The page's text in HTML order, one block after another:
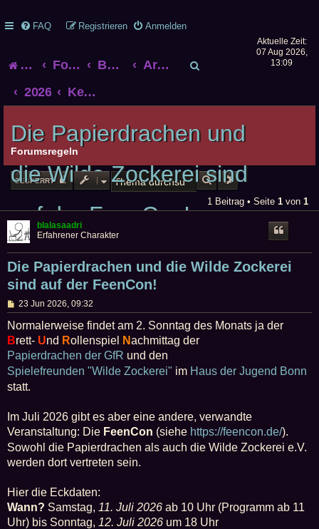
FAQ Anmelden
Registrieren
Startseite
Foren-Übersicht Bonner Rollenspieltreff
Archiv alter Treffen
2026
Kein B.U.R.N. im Juli 2026
e
Aktuelle Zeit:
07 Aug 2026,
13:09
Die Papierdrachen und
die Wilde Zockerei sind
auf der FeenCon!
Forumsregeln
GESPERRT SUCHEERWEITERTE SUCHE
1 Beitrag • Seite 1 von 1
blalasaadri
Erfahrener Charakter
Die Papierdrachen und die Wilde Zockerei
sind auf der FeenCon!
B
e
i
t
r
a
g
23 Jun 2026, 09:32
Normalerweise findet am 2. Sonntag des Monats ja der
Brett- Und Rollenspiel Nachmittag der
Papierdrachen der GfR und den
Spielefreunden "Wilde Zockerei" im Haus der Jugend Bonn
statt.
Im Juli 2026 gibt es aber eine andere, verwandte
Veranstaltung: Die FeenCon (siehe https://feencon.de/).
Sowohl die Papierdrachen als auch die Wilde Zockerei e.V.
werden dort vertreten sein.
Hier die Eckdaten:
Wann? Samstag, 11. Juli 2026 ab 10 Uhr (Programm ab 11
Uhr) bis Sonntag, 12. Juli 2026 um 18 Uhr